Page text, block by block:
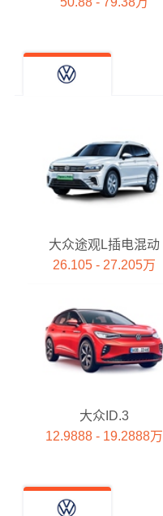
大众途观L插电混动
26.105 - 27.205万
大众ID.3
12.9888 - 19.2888万